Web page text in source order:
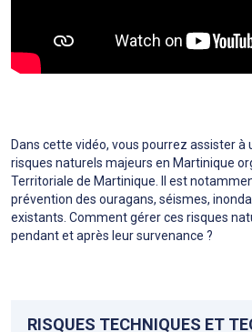
Dans cette vidéo, vous pourrez assister à
risques naturels majeurs en Martinique
Territoriale de Martinique. Il est
prévention des ouragans, séismes,
existants. Comment gérer ces risques
pendant et après leur survenance ?
RISQUES TECHNIQUES ET